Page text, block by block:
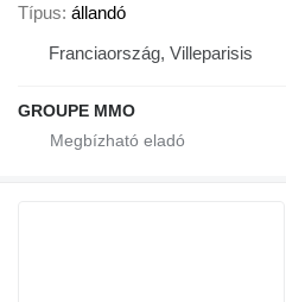
Típus állandó
Franciaország, Villeparisis
GROUPE MMO